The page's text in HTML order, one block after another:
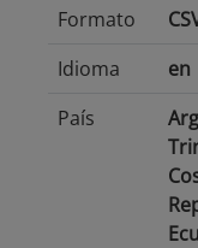
Formato
Idioma
en
País